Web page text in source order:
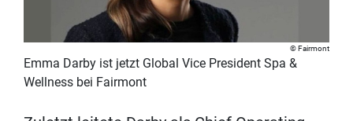
Fairmont
Emma Darby ist jetzt Global Vice President Spa &
Wellness bei Fairmont